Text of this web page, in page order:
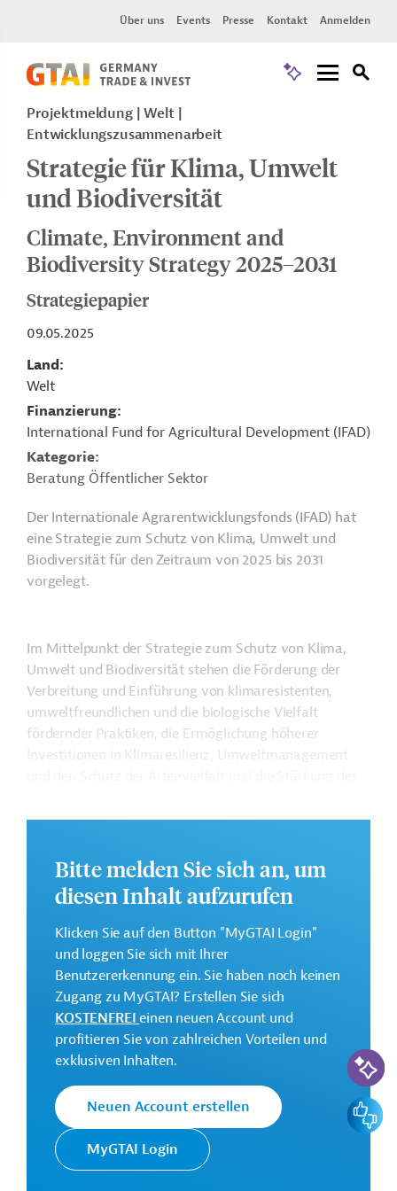
Über uns Events Presse Kontakt Anmelden
Projektmeldung
Welt
Entwicklungszusammenarbeit
Strategie für Klima, Umwelt
und Biodiversität
Climate, Environment and
Biodiversity Strategy 2025–2031
Strategiepapier
09.05.2025
Land
Welt
Finanzierung
International Fund for Agricultural Development (IFAD)
Kategorie
Beratung Öffentlicher Sektor
Der Internationale Agrarentwicklungsfonds (IFAD) hat
eine Strategie zum Schutz von Klima, Umwelt und
Biodiversität für den Zeitraum von 2025 bis 2031
vorgelegt.
Im Mittelpunkt der Strategie zum Schutz von Klima,
Umwelt und Biodiversität stehen die Förderung der
Verbreitung und Einführung von klimaresistenten,
umweltfreundlichen und die biologische Vielfalt
fördernder Praktiken, die Ermöglichung höherer
Investitionen in Klimaresilienz, Umweltmanagement
Wissensmanagements sowie Aufbau der Kapazitäten
ländlichen Resilienz.
Das vollständige Strategiepapier steht zum Download
Kontaktadresse
Internationaler
Agrarentwicklungsfonds
(IFAD)
Sonderorganisation der
Vereinten Nationen und
hat zum Ziel, Kleinbauern
zu unterstützen.
Bitte melden Sie sich an, um
diesen Inhalt aufzurufen
Klicken Sie auf den Button "MyGTAI Login"
und loggen Sie sich mit Ihrer
Benutzererkennung ein. Sie haben noch keinen
Zugang zu MyGTAI? Erstellen Sie sich
KOSTENFREIeinen neuen Account und
profitieren Sie von zahlreichen Vorteilen und
exklusiven Inhalten.
Neuen Account erstellen
MyGTAI Login
KI-